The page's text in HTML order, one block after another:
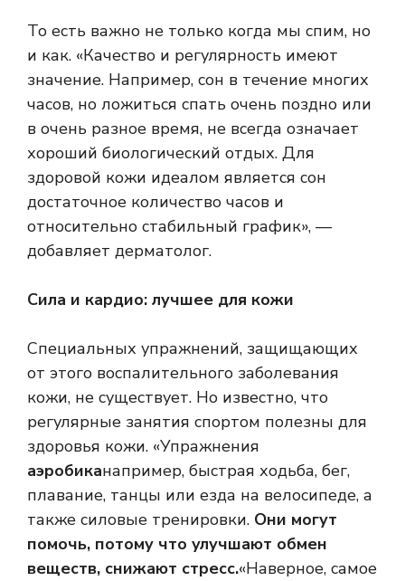
То есть важно не только когда мы спим, но
и как. «Качество и регулярность имеют
значение. Например, сон в течение многих
часов, но ложиться спать очень поздно или
в очень разное время, не всегда означает
хороший биологический отдых. Для
здоровой кожи идеалом является сон
достаточное количество часов и
относительно стабильный график», —
добавляет дерматолог.
Сила и кардио: лучшее для кожи
Специальных упражнений, защищающих
от этого воспалительного заболевания
кожи, не существует. Но известно, что
регулярные занятия спортом полезны для
здоровья кожи. «Упражнения
аэробиканапример, быстрая ходьба, бег,
плавание, танцы или езда на велосипеде, а
также силовые тренировки. Они могут
помочь, потому что улучшают обмен
веществ, снижают стресс.«Наверное, самое